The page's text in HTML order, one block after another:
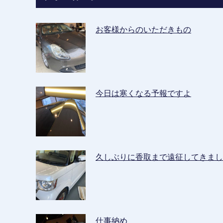
お客様からのいただきもの
今日は寒くなる予報ですよ
久しぶりに香取まで遠征してきま
仕事納め